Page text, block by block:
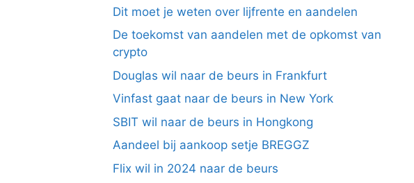
Dit moet je weten over lijfrente en aandelen
De toekomst van aandelen met de opkomst van
crypto
Douglas wil naar de beurs in Frankfurt
Vinfast gaat naar de beurs in New York
SBIT wil naar de beurs in Hongkong
Aandeel bij aankoop setje BREGGZ
Flix wil in 2024 naar de beurs